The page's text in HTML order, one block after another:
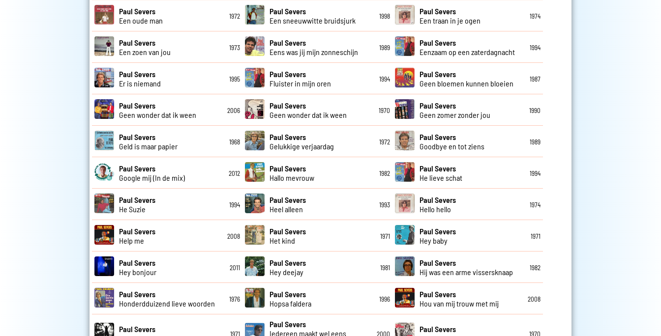
Paul Severs
Een oude man
1972
Paul Severs
Een sneeuwwitte bruidsjurk
1998
Paul Severs
Een traan in je ogen
1974
Paul Severs
Een zoen van jou
1973
Paul Severs
Eens was jij mijn zonneschijn
1989
Paul Severs
Eenzaam op een zaterdagnacht
1994
Paul Severs
Er is niemand
1995
Paul Severs
Fluister in mijn oren
1994
Paul Severs
Geen bloemen kunnen bloeien
1987
Paul Severs
Geen wonder dat ik ween
2006
Paul Severs
Geen wonder dat ik ween
1970
Paul Severs
Geen zomer zonder jou
1990
Paul Severs
Geld is maar papier
1968
Paul Severs
Gelukkige verjaardag
1972
Paul Severs
Goodbye en tot ziens
1989
Paul Severs
Google mij (In de mix)
2012
Paul Severs
Hallo mevrouw
1982
Paul Severs
He lieve schat
1994
Paul Severs
He Suzie
1994
Paul Severs
Heel alleen
1993
Paul Severs
Hello hello
1974
Paul Severs
Help me
2008
Paul Severs
Het kind
1971
Paul Severs
Hey baby
1971
Paul Severs
Hey bonjour
2011
Paul Severs
Hey deejay
1981
Paul Severs
Hij was een arme vissersknaap
1982
Paul Severs
Honderdduizend lieve woorden
1976
Paul Severs
Hopsa faldera
1996
Paul Severs
Hou van mij trouw met mij
2008
Paul Severs
1971
Paul Severs
Iedereen maakt wel eens
2000
Paul Severs
1970